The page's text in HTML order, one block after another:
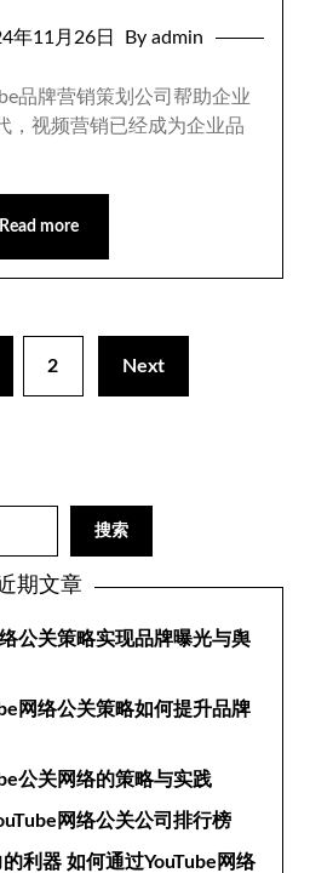
年11月26日 By admin
品牌营销策划公司帮助企业
，视频营销已经成为企业品
Read more
2 Next
搜索
期文章
公关策略实现品牌曝光与舆
网络公关策略如何提升品牌
公关网络的策略与实践
网络公关公司排行榜
利器 如何通过YouTube网络